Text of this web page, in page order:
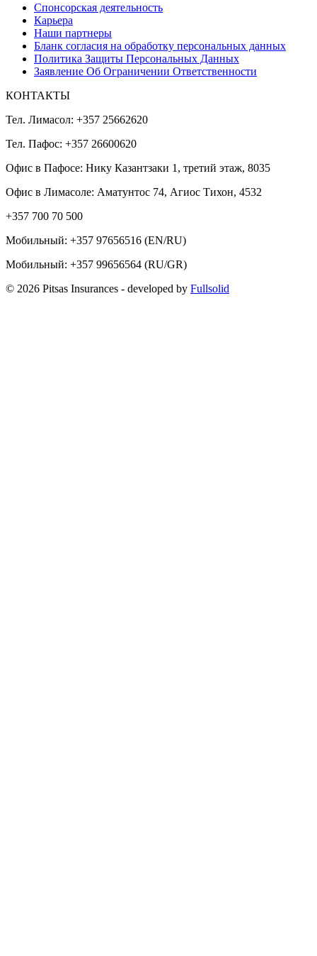
Спонсорская деятельность
Карьера
Наши партнеры
Бланк согласия на обработку персональных данных
Политика Защиты Персональных Данных
Заявление Об Ограничении Ответственности
КОНТАКТЫ
Тел. Лимасол: +357 25662620
Тел. Пафос: +357 26600620
Офис в Пафосе: Нику Казантзаки 1, третий этаж, 8035
Офис в Лимасоле: Аматунтос 74, Агиос Тихон, 4532
+357 700 70 500
Мобильный: +357 97656516 (EN/RU)
Мобильный: +357 99656564 (RU/GR)
© 2026 Pitsas Insurances - developed by Fullsolid